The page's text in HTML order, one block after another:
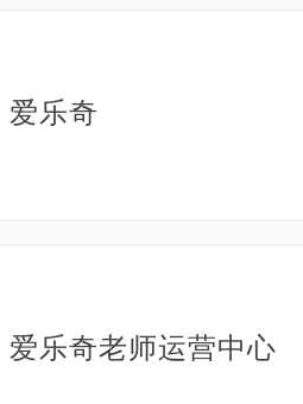
爱乐奇
爱乐奇老师运营中心